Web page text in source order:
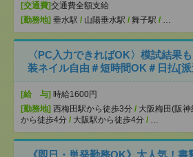
[交通費]交通費全額支給
[勤務地] 垂水駅 / 山陽垂水駅 / 舞子駅 / …
〈PC入力できればOK〉模試結果
装ネイル自由＃短時間OK＃日払[
[給 与] 時給1600円
[勤務地] 西梅田駅から徒歩3分 / 大阪梅田(阪神
から徒歩4分 / 大阪駅から徒歩4分 / …
《即日・単発勤務OK》大人気！